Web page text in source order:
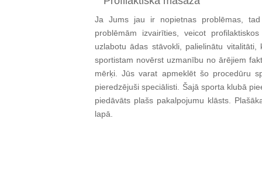
Ja Jums jau ir nopietnas problēmas,
problēmām izvairīties, veicot
uzlabotu ādas stāvokli, palielinātu
sportistam novērst uzmanību no ārējiem
mērķi. Jūs varat apmeklēt šo procedūru
pieredzējuši speciālisti. Šajā sporta klubā
piedāvāts plašs pakalpojumu klāsts.
lapā.